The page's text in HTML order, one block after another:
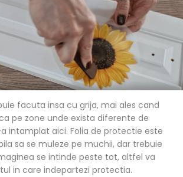
facuta insa cu grija, mai ales cand
pe zone unde exista diferente de
intamplat aici. Folia de protectie este
sa se muleze pe muchii, dar trebuie
se intinde peste tot, altfel va
in care indepartezi protectia.